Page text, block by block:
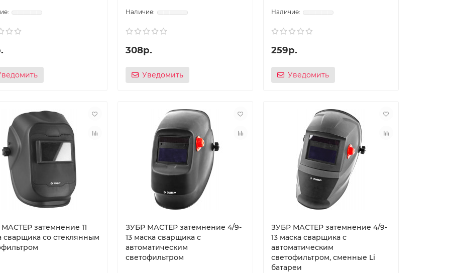
308р.
Уведомить
259р.
Уведомить
затемнение 11
сварщика со стеклянным
ЗУБР МАСТЕР затемнение 4/9-
13 маска сварщика с
автоматическим
светофильтром
ЗУБР МАСТЕР затемнение 4/9-
13 маска сварщика с
автоматическим
светофильтром, сменные Li
батареи